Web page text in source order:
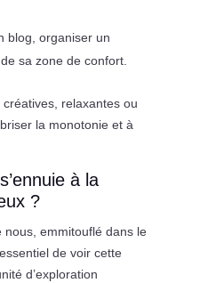
blog, organiser un
sa zone de confort.
créatives, relaxantes ou
la monotonie et à
à la
?
nous, emmitouflé dans le
de voir cette
d’exploration